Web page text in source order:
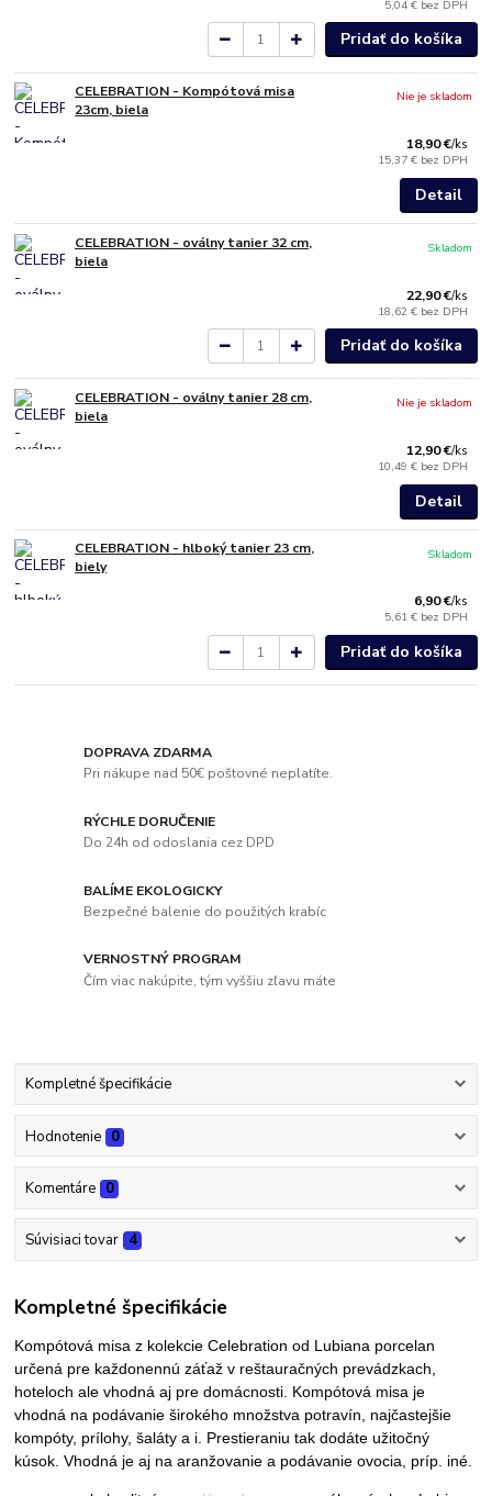
5,04 € bez DPH
Pridať do košíka
CELEBRATION - Kompótová misa
23cm, biela
18,90 €/ks
15,37 € bez DPH
Nie je skladom
Detail
CELEBRATION - oválny tanier 32 cm,
biela
22,90 €/ks
18,62 € bez DPH
Skladom
Pridať do košíka
CELEBRATION - oválny tanier 28 cm,
biela
12,90 €/ks
10,49 € bez DPH
Nie je skladom
Detail
CELEBRATION - hlboký tanier 23 cm,
biely
6,90 €/ks
5,61 € bez DPH
Skladom
Pridať do košíka
DOPRAVA ZDARMA
Pri nákupe nad 50€ poštovné neplatíte.
RÝCHLE DORUČENIE
Do 24h od odoslania cez DPD
BALÍME EKOLOGICKY
Bezpečné balenie do použitých krabíc
VERNOSTNÝ PROGRAM
Čím viac nakúpite, tým vyššiu zľavu máte
Kompletné špecifikácie
Hodnotenie 0
Komentáre 0
Súvisiaci tovar 4
Kompletné špecifikácie
Kompótová misa z kolekcie Celebration od Lubiana porcelan
určená pre každonennú záťaž v reštauračných prevádzkach,
hoteloch ale vhodná aj pre domácnosti. Kompótová misa je
vhodná na podávanie širokého množstva potravín, najčastejšie
kompóty, prílohy, šaláty a i. Prestieraniu tak dodáte užitočný
kúsok. Vhodná je aj na aranžovanie a podávanie ovocia, príp. iné.